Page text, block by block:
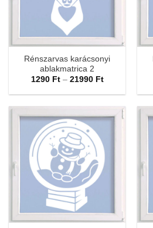
Rénszarvas karácsonyi
ablakmatrica 2
1290 Ft – 21990 FtÁrtartomány:
-